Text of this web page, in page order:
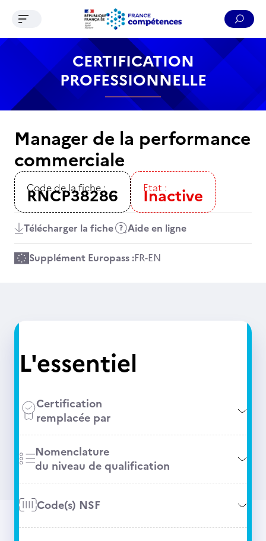
Contenu Recherche Menu Pied de page
Ouvrir le menu de navigation
CERTIFICATION
PROFESSIONNELLE
Manager de la performance
commerciale
Code de la fiche :
RNCP38286 Etat :
Inactive
Télécharger la fiche Aide en ligne
Supplément Europass :FR-EN
L'essentiel
Certification
remplacée par
Nomenclature
du niveau de qualification
Code(s) NSF